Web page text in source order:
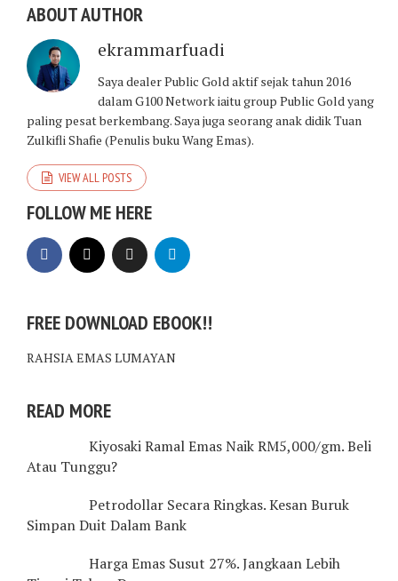
ABOUT AUTHOR
ekrammarfuadi
Saya dealer Public Gold aktif sejak tahun 2016
dalam G100 Network iaitu group Public Gold yang
paling pesat berkembang. Saya juga seorang anak didik Tuan
Zulkifli Shafie (Penulis buku Wang Emas).
VIEW ALL POSTS
FOLLOW ME HERE
FREE DOWNLOAD EBOOK!!
RAHSIA EMAS LUMAYAN
READ MORE
Kiyosaki Ramal Emas Naik RM5,000/gm. Beli
Atau Tunggu?
Petrodollar Secara Ringkas. Kesan Buruk
Simpan Duit Dalam Bank
Harga Emas Susut 27%. Jangkaan Lebih